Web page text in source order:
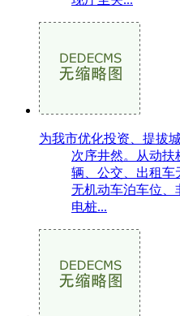
为我市优化投资、提拔
次序井然。从动
辆、公交、出租车
无机动车泊车位、
电桩...